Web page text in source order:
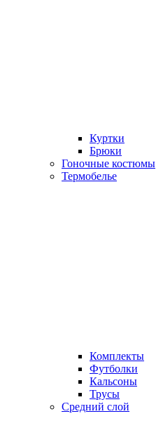
Куртки
Брюки
Гоночные костюмы
Термобелье
Комплекты
Футболки
Кальсоны
Трусы
Средний слой